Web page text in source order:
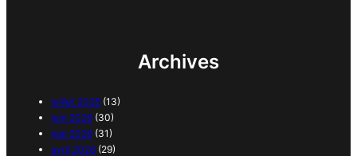
Archives
juillet 2026 (13)
juin 2026 (30)
mai 2026 (31)
avril 2026 (29)